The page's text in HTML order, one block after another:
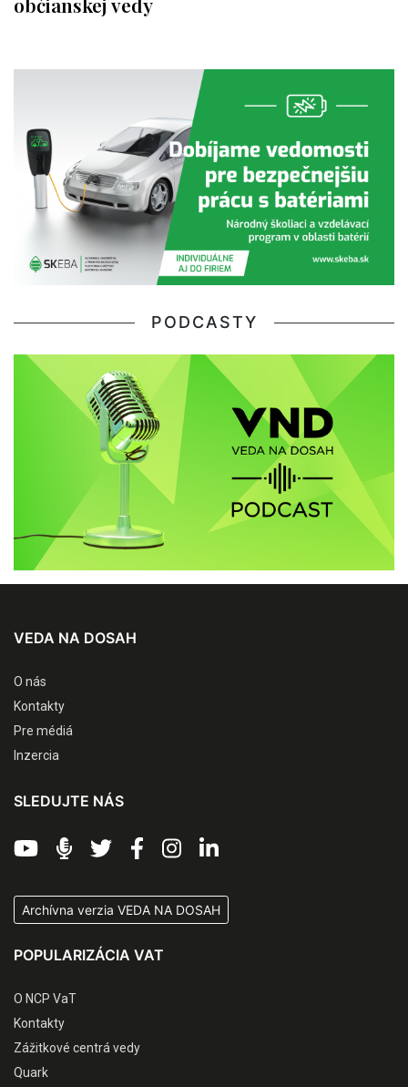
PODCASTY
VEDA NA DOSAH
O nás
Kontakty
Pre médiá
Inzercia
SLEDUJTE NÁS
Archívna verzia VEDA NA DOSAH
POPULARIZÁCIA VAT
O NCP VaT
Kontakty
Zážitkové centrá vedy
Quark